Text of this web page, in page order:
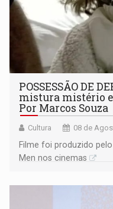
POSSESSÃO DE
mistura mistério
Por Marcos Souza
Cultura 08 de
Filme foi produzido
Men nos cinemas